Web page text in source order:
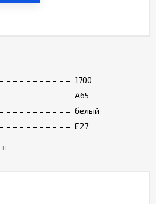
1700
А65
белый
Е27